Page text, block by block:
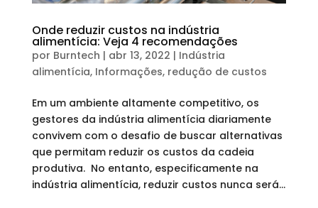
Onde reduzir custos na indústria
alimentícia: Veja 4 recomendações
por Burntech | abr 13, 2022 | Indústria
alimentícia, Informações, redução de custos
Em um ambiente altamente competitivo, os
gestores da indústria alimentícia diariamente
convivem com o desafio de buscar alternativas
que permitam reduzir os custos da cadeia
produtiva. No entanto, especificamente na
indústria alimentícia, reduzir custos nunca será...